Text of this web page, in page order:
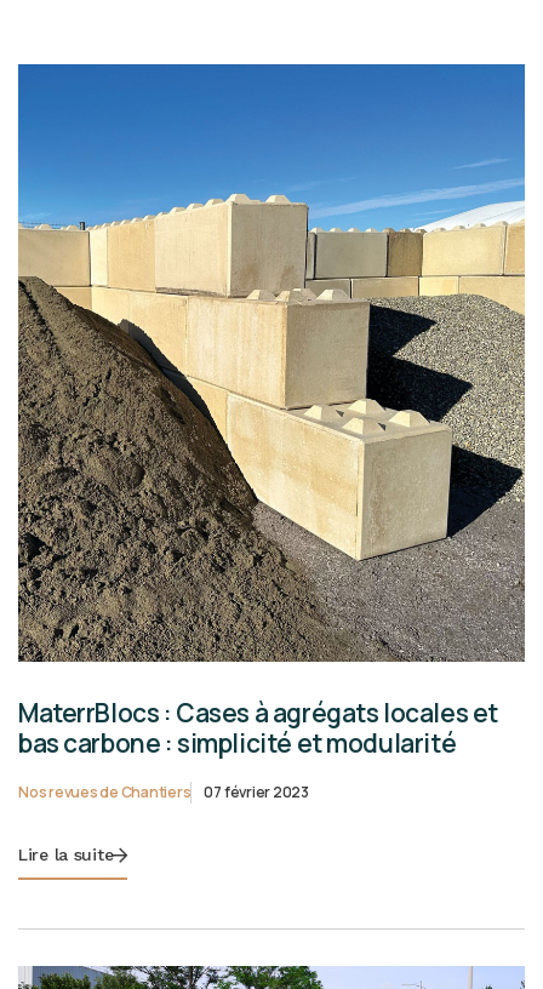
MaterrBlocs : Cases à agrégats locales et
bas carbone : simplicité et modularité
Nos revues de Chantiers 07 février 2023
Lire la suite